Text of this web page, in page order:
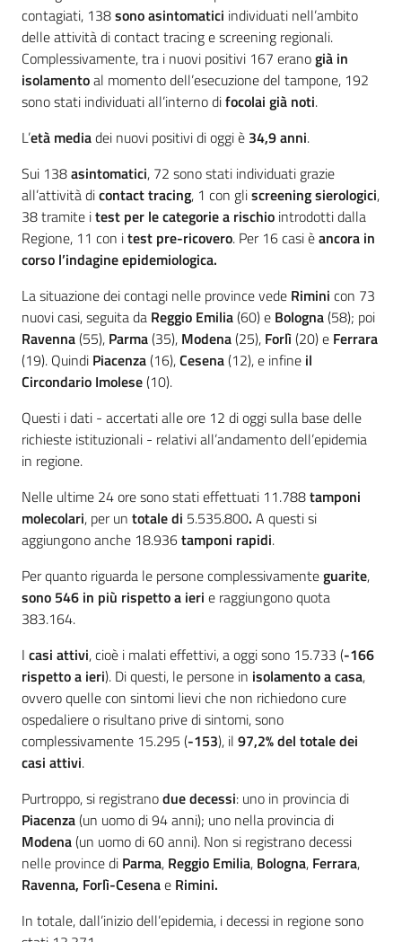
contagiati, 138sono asintomatici individuati nell’ambito
delle attività di contact tracing e screening regionali.
Complessivamente, tra i nuovi positivi 167 eranogià in
isolamentoal momento dell’esecuzione del tampone, 192
sono stati individuati all’interno difocolai già noti.
L’età mediadei nuovi positivi di oggi è 34,9anni.
Sui 138asintomatici, 72 sono stati individuati grazie
all’attività dicontact tracing, 1 con gliscreening sierologici,
38 tramite itest per le categorie a rischio introdotti dalla
Regione, 11 con itest pre-ricovero. Per 16 casi èancora in
corso l’indagine epidemiologica.
La situazione dei contagi nelle province vede Rimini con 73
nuovi casi, seguita da Reggio Emilia(60) e Bologna(58); poi
Ravenna(55), Parma(35), Modena(25), Forlì(20) e Ferrara
(19). Quindi Piacenza(16),Cesena(12), e infine il
Circondario Imolese(10).
Questi i dati - accertati alle ore 12 di oggi sulla base delle
richieste istituzionali - relativi all’andamento dell’epidemia
in regione.
Nelle ultime 24 ore sono stati effettuati 11.788tamponi
molecolari, per un totale di 5.535.800. A questi si
aggiungono anche 18.936tamponi rapidi.
Per quanto riguarda le persone complessivamenteguarite,
sono 546 in più rispetto a ieri e raggiungono quota
383.164.
I casi attivi, cioè i malati effettivi, a oggi sono 15.733 (-166
rispetto a ieri). Di questi, le persone in isolamento a casa,
ovvero quelle con sintomi lievi che non richiedono cure
ospedaliere o risultano prive di sintomi, sono
complessivamente 15.295 (-153), il 97,2% del totale dei
casi attivi.
Purtroppo, si registranoduedecessi: uno in provincia di
Piacenza(un uomo di 94 anni); uno nella provincia di
Modena(un uomo di 60 anni). Non si registrano decessi
nelle province di Parma, Reggio Emilia, Bologna, Ferrara,
Ravenna, Forlì-Cesenae Rimini.
In totale, dall’inizio dell’epidemia, i decessi in regione sono